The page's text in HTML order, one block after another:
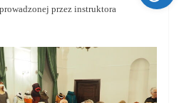
przez instruktora